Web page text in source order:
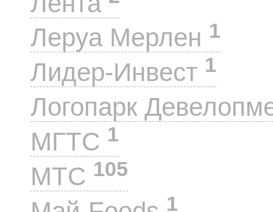
Леруа Мерлен 1
Лидер-Инвест 1
Логопарк
МГТС 1
МТС 105
1